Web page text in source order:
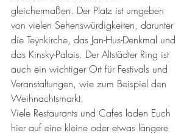
gleichermaßen. Der Platz ist umgeben
von vielen Sehenswürdigkeiten, darunter
die Teynkirche, das Jan-Hus-Denkmal und
das Kinsky-Palais. Der Altstädter Ring ist
auch ein wichtiger Ort für Festivals und
Veranstaltungen, wie zum Beispiel den
Weihnachtsmarkt.
Viele Restaurants und Cafes laden Euch
hier auf eine kleine oder etwas längere